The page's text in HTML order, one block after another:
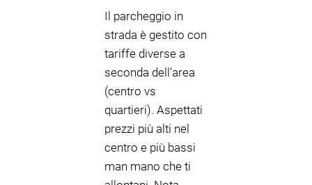
Il parcheggio in
strada è gestito con
tariffe diverse a
seconda dell’area
(centro vs
quartieri). Aspettati
prezzi più alti nel
centro e più bassi
man mano che ti